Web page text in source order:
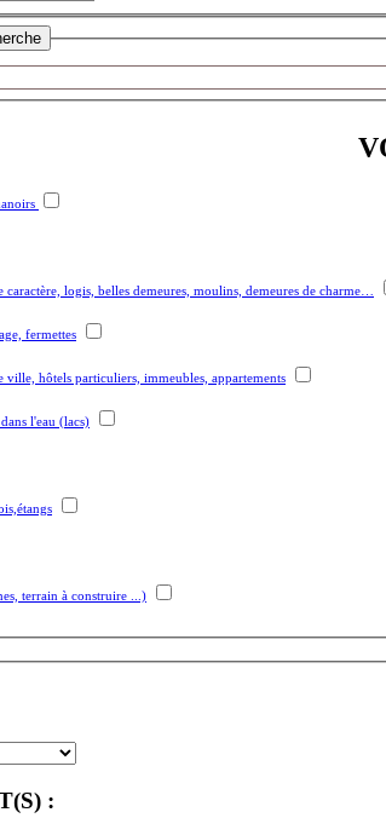
caractère, logis, belles demeures, moulins, demeures de charme…
fermettes
hôtels particuliers, immeubles, appartements
l'eau (lacs)
terrain à construire ...)
: